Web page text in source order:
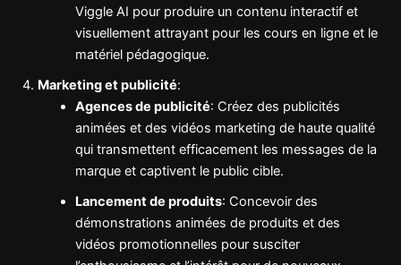
Viggle AI pour produire un contenu interactif et
visuellement attrayant pour les cours en ligne et le
matériel pédagogique.
Marketing et publicité:
Agences de publicité: Créez des publicités
animées et des vidéos marketing de haute qualité
qui transmettent efficacement les messages de la
marque et captivent le public cible.
Lancement de produits: Concevoir des
démonstrations animées de produits et des
vidéos promotionnelles pour susciter